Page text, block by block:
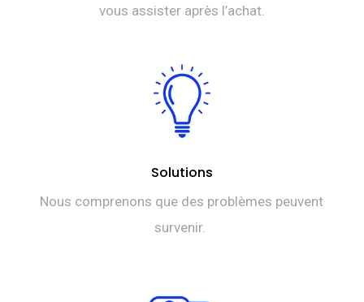
vous assister après l’achat.
Solutions
Nous comprenons que des problèmes peuvent
survenir.